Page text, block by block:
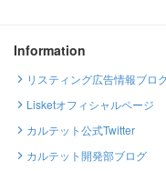
Information
リスティング広告情報ブロ
Lisketオフィシャルページ
カルテット公式Twitter
カルテット開発部ブログ